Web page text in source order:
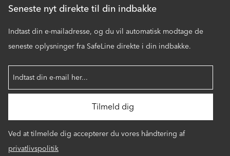
Seneste nyt direkte til din indbakke
Indtast din e-mailadresse, og du vil automatisk modtage de
seneste oplysninger fra SafeLine direkte i din indbakke.
Ved at tilmelde dig accepterer du vores håndtering af
privatlivspolitik